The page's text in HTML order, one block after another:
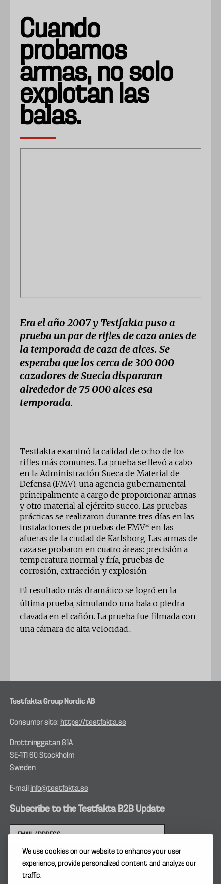
We use cookies on our website to enhance your user
experience, provide personalized content, and analyze our
traffic.
Cuando
probamos
armas, no solo
explotan las
balas.
Era el año 2007 y Testfakta puso a
prueba un par de rifles de caza antes de
la temporada de caza de alces. Se
esperaba que los cerca de 300 000
cazadores de Suecia dispararan
alrededor de 75 000 alces esa
temporada.
Testfakta examinó la calidad de ocho de los
rifles más comunes. La prueba se llevó a cabo
en la Administración Sueca de Material de
Defensa (FMV), una agencia gubernamental
principalmente a cargo de proporcionar armas
y otro material al ejército sueco. Las pruebas
prácticas se realizaron durante tres días en las
instalaciones de pruebas de FMV* en las
afueras de la ciudad de Karlsborg. Las armas de
caza se probaron en cuatro áreas: precisión a
temperatura normal y fría, pruebas de
corrosión, extracción y explosión.
El resultado más dramático se logró en la
última prueba, simulando una bala o piedra
clavada en el cañón. La prueba fue filmada con
una cámara de alta velocidad...
Testfakta Group Nordic AB
Consumer site: https://testfakta.se
Drottninggatan 81A
SE–111 60 Stockholm
Sweden
E-mail info@testfakta.se
Subscribe to the Testfakta B2B Update